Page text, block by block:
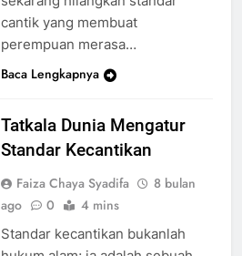
cantik yang membuat
perempuan merasa…
Baca Lengkapnya
Tatkala Dunia Mengatur
Standar Kecantikan
Faiza Chaya Syadifa
8 bulan
ago
0 4 mins
Standar kecantikan bukanlah